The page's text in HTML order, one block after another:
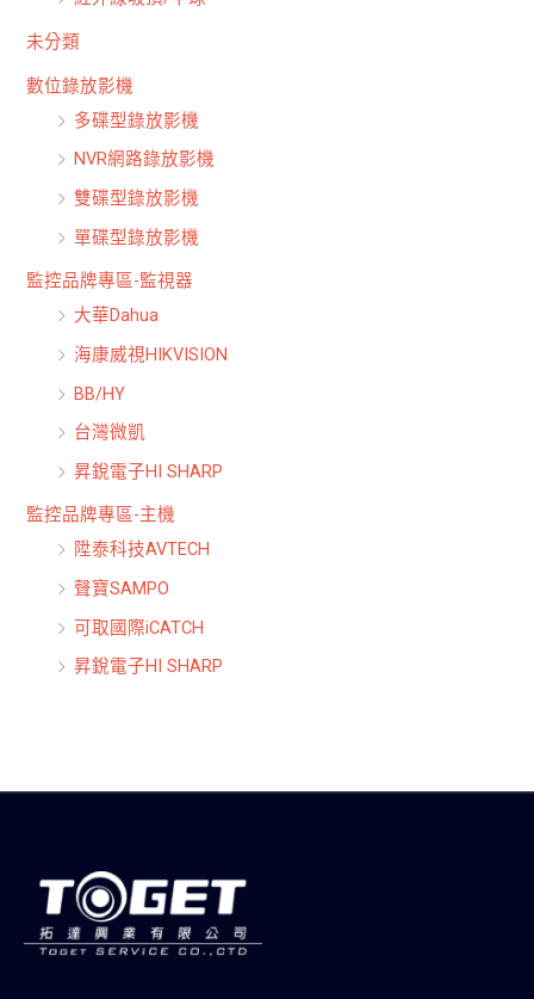
未分類
數位錄放影機
多碟型錄放影機
NVR網路錄放影機
雙碟型錄放影機
單碟型錄放影機
監控品牌專區-監視器
大華Dahua
海康威視HIKVISION
BB/HY
台灣微凱
昇銳電子HI SHARP
監控品牌專區-主機
陞泰科技AVTECH
聲寶SAMPO
可取國際iCATCH
昇銳電子HI SHARP